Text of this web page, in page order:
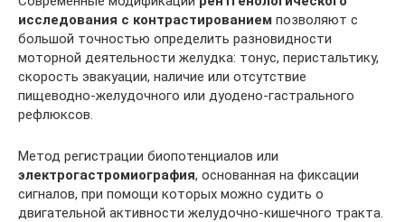
исследования с контрастированием позволяют с
большой точностью определить разновидности
моторной деятельности желудка: тонус, перистальтику,
скорость эвакуации, наличие или отсутствие
пищеводно-желудочного или дуодено-гастрального
рефлюксов.
Метод регистрации биопотенциалов или
электрогастромиография, основанная на фиксации
сигналов, при помощи которых можно судить о
двигательной активности желудочно-кишечного тракта.